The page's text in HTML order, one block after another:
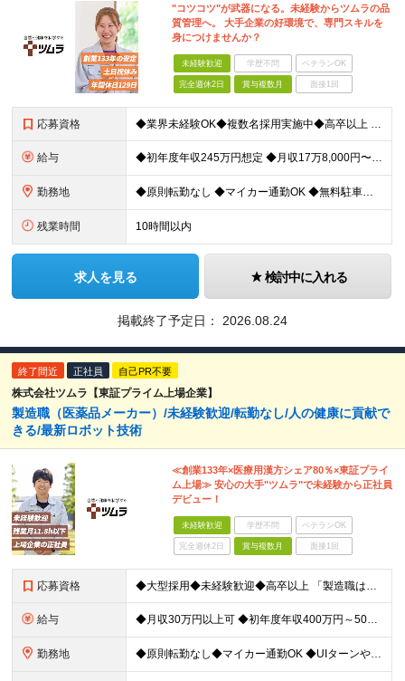
"コツコツ"が武器になる。未経験からツムラの品
質管理へ。 大手企業の好環境で、専門スキルを
身につけませんか？
未経験歓迎 学歴不問 ベテランOK
完全週休2日 賞与複数月 面接1回
応募資格 ◆業界未経験OK◆複数名採用実施中◆高卒以上 ＼こんな方にオススメ／ ◎業界未経験から専門スキルを身につけたい ◎社会に役立つ仕事がしたい ◎安定した収入を手に入れたい ◎働きやすい会社で働きたい
給与 ◆初年度年収245万円想定 ◆月収17万8,000円〜※月20日勤務の場合 日給8,900円＋各種手当＋賞与年2回（前年度実績：2ヶ月分） ★収入が高水準なだけでなく、会社の福利厚生を活用し生活費
勤務地 ◆原則転勤なし ◆マイカー通勤OK ◆無料駐車場を完備 ◆UIターンや移住転職歓迎。Web面接実施中 ＜茨城工場＞ 茨城県稲敷郡阿見町吉原3586 ┗クリーンで働きやすいのが魅力です。 ★豊かな自
残業時間 10時間以内
求人を見る 検討中に入れる
掲載終了予定日： 2026.08.24
終了間近 正社員 自己PR不要
株式会社ツムラ【東証プライム上場企業】
製造職（医薬品メーカー）/未経験歓迎/転勤なし/人の健康に貢献で
きる/最新ロボット技術
≪創業133年×医療用漢方シェア80％×東証プライ
ム上場≫ 安心の大手"ツムラ"で未経験から正社員
デビュー！
未経験歓迎 学歴不問 ベテランOK
完全週休2日 賞与複数月 面接1回
応募資格 ◆大型採用◆未経験歓迎◆高卒以上 「製造職は初めて…」という方でも大丈夫。 イチから丁寧にお教えしますのでご安心ください。 ＼こんなアナタにピッタリ／ ◎「人の健康に貢献したい」という想いがある
給与 ◆月収30万円以上可 ◆初年度年収400万円～500万円想定 月給21万7,080円～22万7,810円＋各種手当＋賞与年2回 ★「手当」や「賞与」が手厚いため、1年目未経験でも年収400万円以上
勤務地 ◆原則転勤なし◆マイカー通勤OK ◆UIターンや移住転職歓迎。Web面接実施中 ＜茨城工場＞ 茨城県稲敷郡阿見町吉原3586 ┗クリーンで働きやすいのが魅力です。 ★豊かな自然と便利な生活環境が調